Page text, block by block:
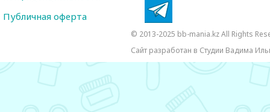
Публичная оферта
© 2013-2025 bb-mania.kz All Rights
Сайт разработан в Студии Вадима